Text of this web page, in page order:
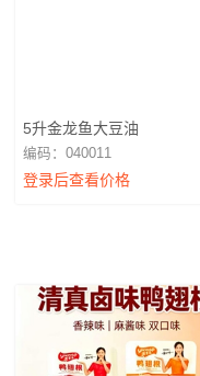
5升金龙鱼大豆油
编码：040011
登录后查看价格